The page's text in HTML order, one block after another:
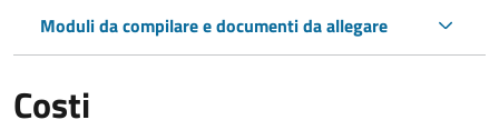
Moduli da compilare e documenti da allegare
Costi